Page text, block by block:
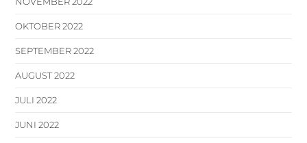
OKTOBER 2022
SEPTEMBER 2022
AUGUST 2022
JULI 2022
JUNI 2022